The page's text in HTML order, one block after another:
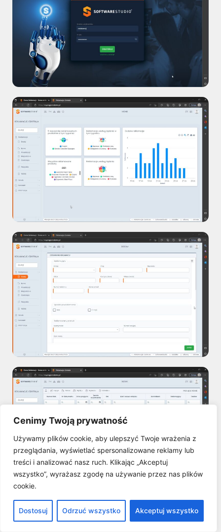
Cenimy Twoją prywatność
Używamy plików cookie, aby ulepszyć Twoje wrażenia z
przeglądania, wyświetlać spersonalizowane reklamy lub
treści i analizować nasz ruch. Klikając „Akceptuj
wszystko”, wyrażasz zgodę na używanie przez nas plików
cookie.
Dostosuj Odrzuć wszystko Akceptuj wszystko